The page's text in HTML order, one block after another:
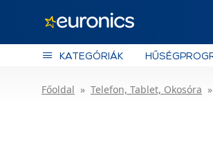
KATEGÓRIÁK
Főoldal Telefon, Tablet, Okosóra